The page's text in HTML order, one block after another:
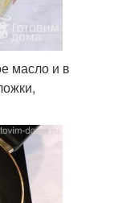
масло и в